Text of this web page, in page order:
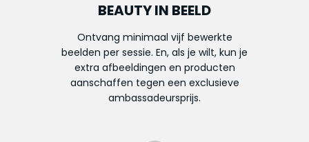
BEAUTY IN BEELD
Ontvang minimaal vijf bewerkte
beelden per sessie. En, als je wilt, kun je
extra afbeeldingen en producten
aanschaffen tegen een exclusieve
ambassadeursprijs.